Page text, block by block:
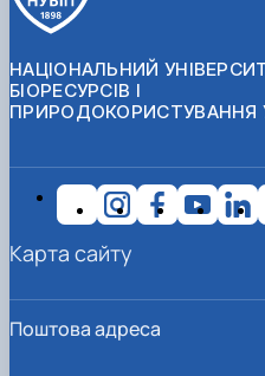
НАЦІОНАЛЬНИЙ
БІОРЕСУРСІВ І
ПРИРОДОКОРИСТУВАННЯ
Поштова адреса
Карта сайту